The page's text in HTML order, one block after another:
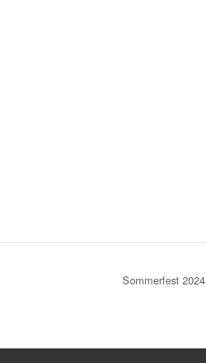
Sommerfest 2024